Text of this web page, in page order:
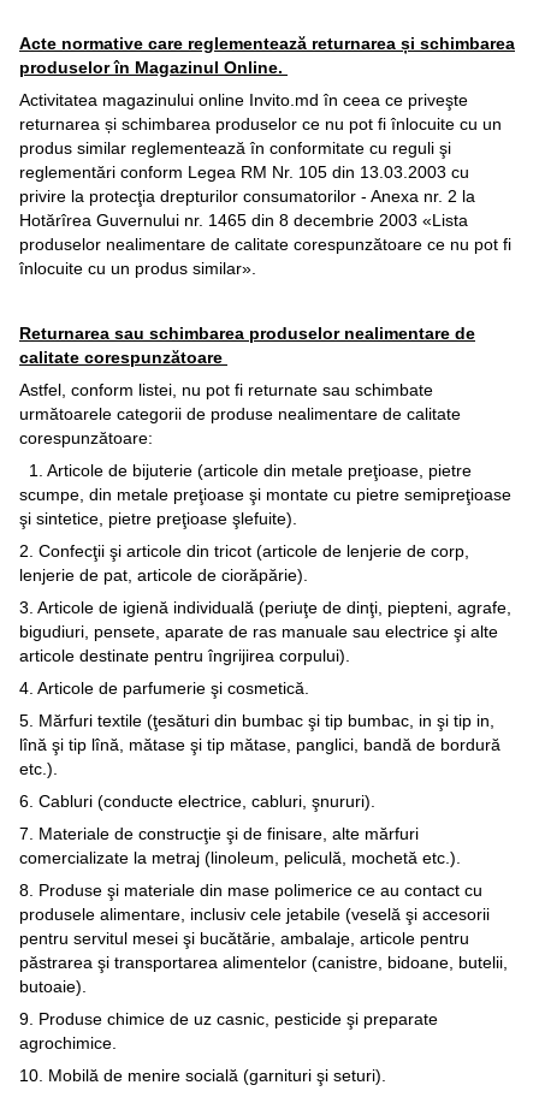
Acte normative care reglementează returnarea și schimbarea
produselor în Magazinul Online.
Activitatea magazinului online Invito.md în ceea ce priveşte
returnarea și schimbarea produselor ce nu pot fi înlocuite cu un
produs similar reglementează în conformitate cu reguli şi
reglementări conform Legea RM Nr. 105 din 13.03.2003 cu
privire la protecţia drepturilor consumatorilor - Anexa nr. 2 la
Hotărîrea Guvernului nr. 1465 din 8 decembrie 2003 «Lista
produselor nealimentare de calitate corespunzătoare ce nu pot fi
înlocuite cu un produs similar».
Returnarea sau schimbarea produselor nealimentare de
calitate corespunzătoare
Astfel, conform listei, nu pot fi returnate sau schimbate
următoarele categorii de produse nealimentare de calitate
corespunzătoare:
1. Articole de bijuterie (articole din metale preţioase, pietre
scumpe, din metale preţioase şi montate cu pietre semipreţioase
şi sintetice, pietre preţioase şlefuite).
2. Confecţii şi articole din tricot (articole de lenjerie de corp,
lenjerie de pat, articole de ciorăpărie).
3. Articole de igienă individuală (periuţe de dinţi, piepteni, agrafe,
bigudiuri, pensete, aparate de ras manuale sau electrice şi alte
articole destinate pentru îngrijirea corpului).
4. Articole de parfumerie şi cosmetică.
5. Mărfuri textile (ţesături din bumbac şi tip bumbac, in şi tip in,
lînă şi tip lînă, mătase şi tip mătase, panglici, bandă de bordură
etc.).
6. Cabluri (conducte electrice, cabluri, şnururi).
7. Materiale de construcţie şi de finisare, alte mărfuri
comercializate la metraj (linoleum, peliculă, mochetă etc.).
8. Produse şi materiale din mase polimerice ce au contact cu
produsele alimentare, inclusiv cele jetabile (veselă şi accesorii
pentru servitul mesei şi bucătărie, ambalaje, articole pentru
păstrarea şi transportarea alimentelor (canistre, bidoane, butelii,
butoaie).
9. Produse chimice de uz casnic, pesticide şi preparate
agrochimice.
10. Mobilă de menire socială (garnituri şi seturi).